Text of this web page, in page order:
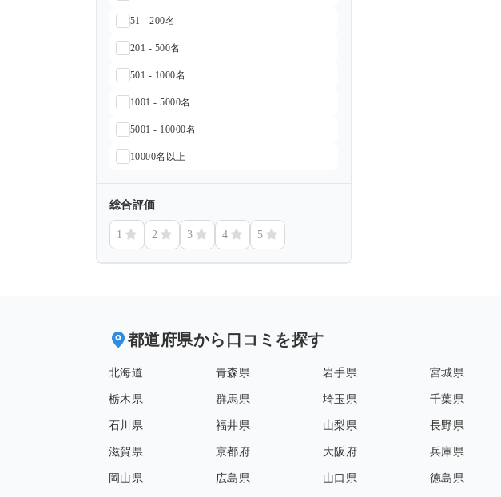
51 - 200名
201 - 500名
501 - 1000名
1001 - 5000名
5001 - 10000名
10000名以上
総合評価
1 2 3 4 5
都道府県から口コミを探す
北海道 青森県 岩手県 宮城県
栃木県 群馬県 埼玉県 千葉県
石川県 福井県 山梨県 長野県
滋賀県 京都府 大阪府 兵庫県
岡山県 広島県 山口県 徳島県